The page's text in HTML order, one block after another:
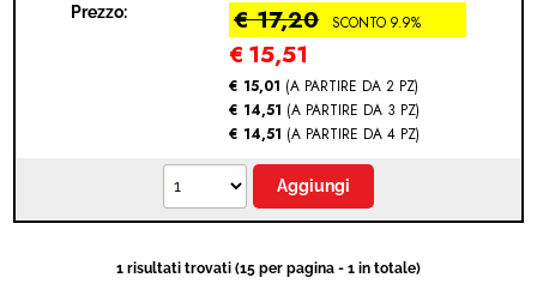
MODULO RECESSO
Prezzo:
€ 17,20 SCONTO 9.9%
€ 15,51
€ 15,01 (A PARTIRE DA 2 PZ)
€ 14,51 (A PARTIRE DA 3 PZ)
€ 14,51 (A PARTIRE DA 4 PZ)
1 risultati trovati (15 per pagina - 1 in totale)